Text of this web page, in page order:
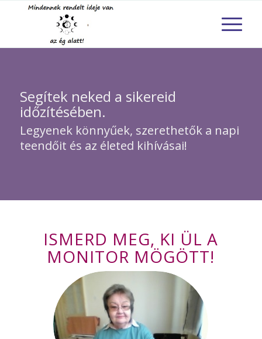
Segítek neked a sikereid
időzítésében.
Legyenek könnyűek, szerethetők a napi
teendőit és az életed kihívásai!
ISMERD MEG, KI ÜL A
MONITOR MÖGÖTT!